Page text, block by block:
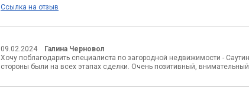
Ссылка на отзыв
09.02.2024
Галина Черновол
Хочу поблагодарить специалиста по загородной недвижимости -
стороны были на всех этапах сделки. Очень позитивный,